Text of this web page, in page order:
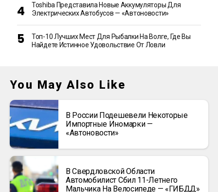
Toshiba Представила Новые Аккумуляторы Для
Электрических Автобусов — «Автоновости»
Топ-10 Лучших Мест Для Рыбалки На Волге, Где Вы
Найдете Истинное Удовольствие От Ловли
You May Also Like
В России Подешевели Некоторые
Импортные Иномарки —
«Автоновости»
В Свердловской Области
Автомобилист Сбил 11-Летнего
Мальчика На Велосипеде — «ГИБДД»